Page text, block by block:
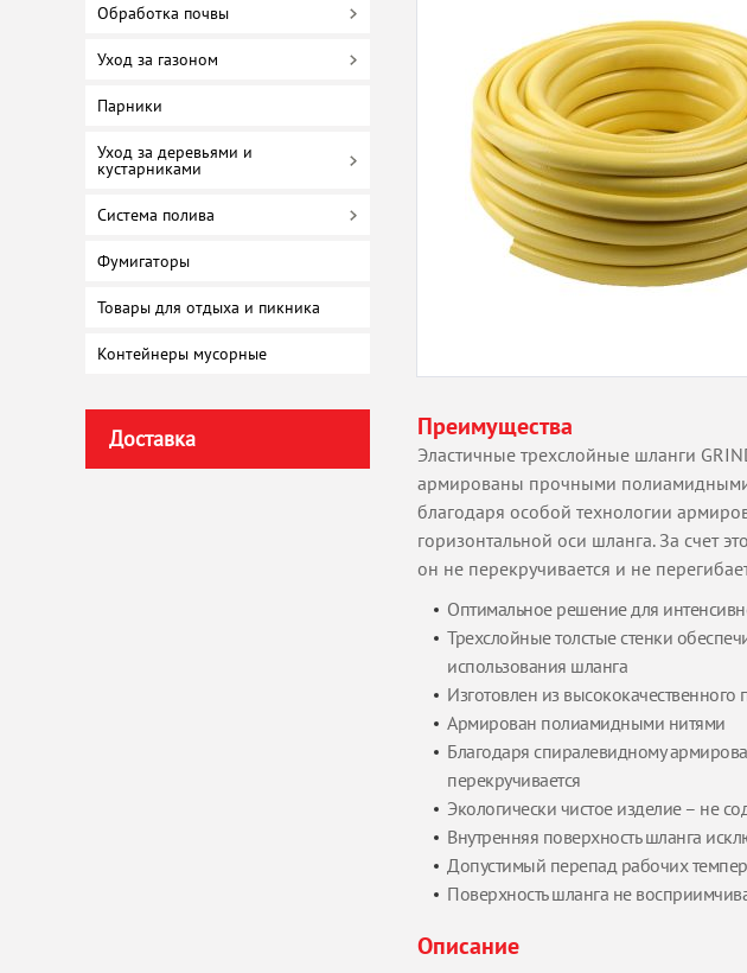
Обработка почвы
Уход за газоном
Парники
Уход за деревьями и
кустарниками
Система полива
Фумигаторы
Товары для отдыха и пикника
Контейнеры мусорные
Доставка Преимущества
Эластичные трехслойные шланги
армированы прочными полиамидными
благодаря особой технологии
горизонтальной оси шланга. За счет
он не перекручивается и не
Оптимальное решение для
Трехслойные толстые стенки
использования шланга
Изготовлен из
Армирован полиамидными нитями
Благодаря спиралевидному
перекручивается
Экологически чистое изделие – не
Внутренняя поверхность шланга
Допустимый перепад рабочих
Поверхность шланга не
Описание